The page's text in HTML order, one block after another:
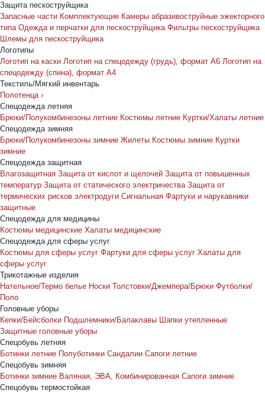
Защита пескоструйщика
Запасные части Комплектующие Камеры абразивоструйные эжекторного
типа Одежда и перчатки для пескоструйщика Фильтры пескоструйщика
Шлемы для пескоструйщика
Логотипы
Логотип на каски Логотип на спецодежду (грудь), формат А6 Логотип на
спецодежду (спина), формат А4
Текстиль/Мягкий инвентарь
Полотенца ›
Спецодежда летняя
Брюки/Полукомбинезоны летние Костюмы летние Куртки/Халаты летние
Спецодежда зимняя
Брюки/Полукомбинезоны зимние Жилеты Костюмы зимние Куртки
зимние
Спецодежда защитная
Влагозащитная Защита от кислот и щелочей Защита от повышенных
температур Защита от статического электричества Защита от
термических рисков электродуги Сигнальная Фартуки и нарукавники
защитные
Спецодежда для медицины
Костюмы медицинские Халаты медицинские
Спецодежда для сферы услуг
Костюмы для сферы услуг Фартуки для сферы услуг Халаты для
сферы услуг
Трикотажные изделия
Нательное/Термо белье Носки Толстовки/Джемпера/Брюки Футболки/
Поло
Головные уборы
Кепки/Бейсболки Подшлемники/Балаклавы Шапки утепленные
Защитные головные уборы
Спецобувь летняя
Ботинки летние Полуботинки Сандалии Сапоги летние
Спецобувь зимняя
Ботинки зимние Валяная, ЭВА, Комбинированная Сапоги зимние
Спецобувь термостойкая